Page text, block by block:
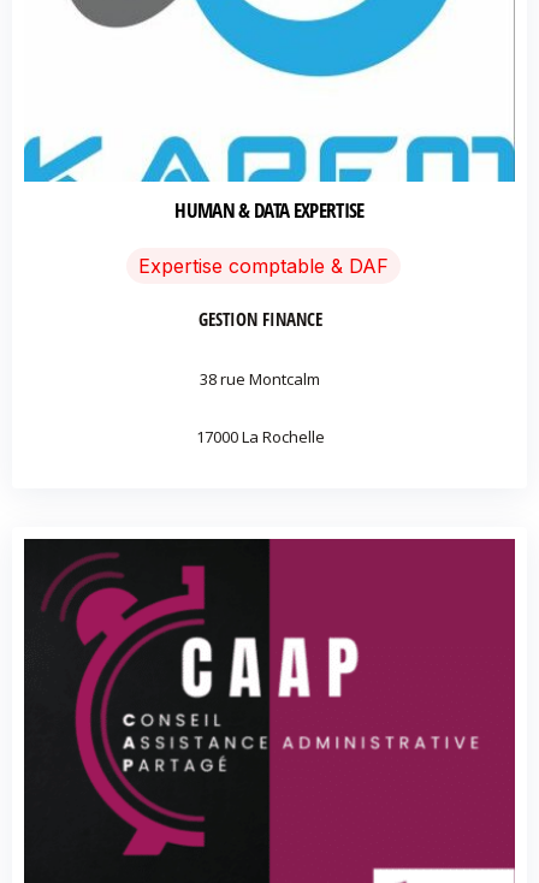
HUMAN & DATA EXPERTISE
Expertise comptable & DAF
GESTION FINANCE
38 rue Montcalm
17000 La Rochelle